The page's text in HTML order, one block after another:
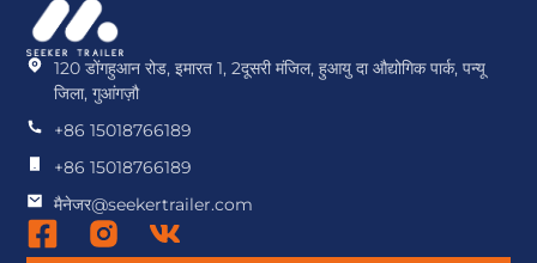
120 डोंगहुआन रोड, इमारत 1, 2दूसरी मंजिल, हुआयु दा औद्योगिक पार्क, पन्यू
जिला, गुआंगज़ौ
+86 15018766189
+86 15018766189
मैनेजर@seekertrailer.com